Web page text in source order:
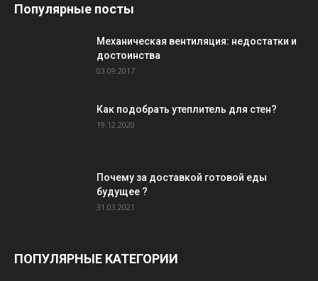
Популярные посты
Механическая вентиляция: недостатки и
достоинства
03.09.2017
Как подобрать утеплитель для стен?
19.12.2020
Почему за доставкой готовой еды
будущее ?
31.03.2021
ПОПУЛЯРНЫЕ КАТЕГОРИИ